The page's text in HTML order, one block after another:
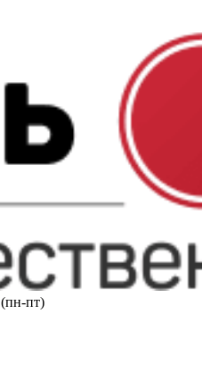
пт)